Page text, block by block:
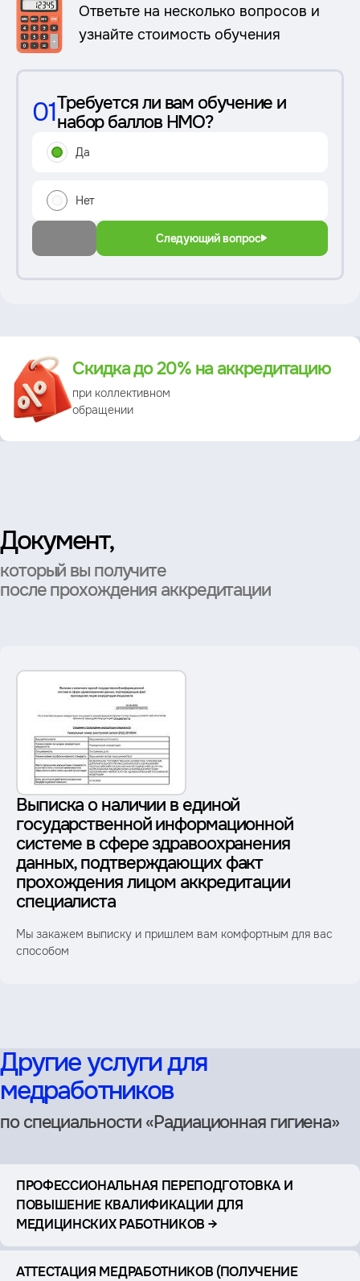
Ответьте на несколько вопросов и
узнайте стоимость обучения
01Требуется ли вам обучение и
набор баллов НМО?
Да
Нет
Следующий вопрос
Преимущество
Скидка до 20% на аккредитацию
при коллективном
обращении
Документ,
который вы получите
после прохождения аккредитации
Выписка о наличии в единой
государственной информационной
системе в сфере здравоохранения
данных, подтверждающих факт
прохождения лицом аккредитации
специалиста
Мы закажем выписку и пришлем вам комфортным для вас
способом
Другие услуги для
медработников
по специальности «Радиационная гигиена»
ПРОФЕССИОНАЛЬНАЯ ПЕРЕПОДГОТОВКА И
ПОВЫШЕНИЕ КВАЛИФИКАЦИИ ДЛЯ
МЕДИЦИНСКИХ РАБОТНИКОВ →
АТТЕСТАЦИЯ МЕДРАБОТНИКОВ (ПОЛУЧЕНИЕ